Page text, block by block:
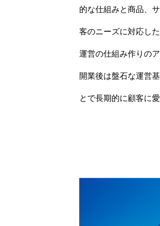
的な仕組みと商品、
客のニーズに対応し
運営の仕組み作りの
開業後は盤石な運営
とで長期的に顧客に